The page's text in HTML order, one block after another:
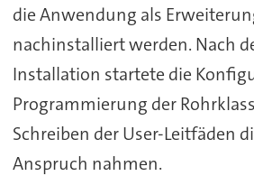
die Anwendung als
nachinstalliert werden. Nach
Installation startete die
Programmierung der
Schreiben der User-Leitfäden
Anspruch nahmen.